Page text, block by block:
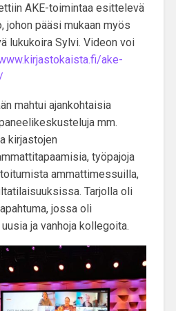
AKE-toimintaa esittelevä
johon pääsi mukaan myös
lukukoira Sylvi. Videon voi
ake-
mahtui ajankohtaisia
mm.
kirjastojen
työpajoja
ammattimessuilla,
Tarjolla oli
jossa oli
ja vanhoja kollegoita.